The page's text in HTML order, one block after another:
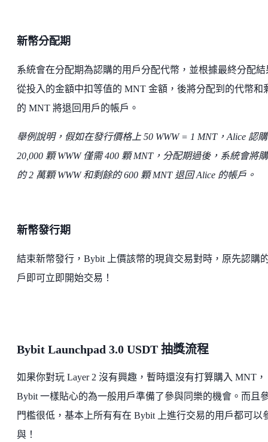
新幣分配期
系統會在分配期為認購的用戶分配代幣，並根據最終分配結
從投入的金額中扣等值的 MNT 金額，後將分配到的代幣和
的 MNT 將退回用戶的帳戶。
舉例說明，假如在發行價格上 50 WWW = 1 MNT，Alice 認
20,000 顆 WWW 僅需 400 顆 MNT，分配期過後，系統會將
的 2 萬顆 WWW 和剩餘的 600 顆 MNT 退回 Alice 的帳戶。
新幣發行期
結束新幣發行，Bybit 上價該幣的現貨交易對時，原先認購
戶即可立即開始交易！
Bybit Launchpad 3.0 USDT 抽獎流程
如果你對玩 Layer 2 沒有興趣，暫時還沒有打算購入 MNT，
Bybit 一樣貼心的為一般用戶準備了參與同樂的機會。而且
門檻很低，基本上所有有在 Bybit 上進行交易的用戶都可以
與！